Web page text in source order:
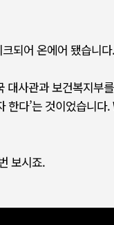
되어 온에어 됐습니다.
사관과 보건복지부
다’는 것이었습니
보시죠.